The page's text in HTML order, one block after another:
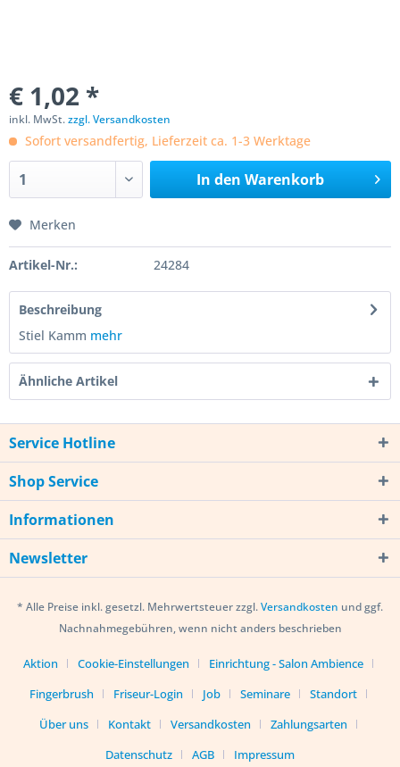
€ 1,02 *
inkl. MwSt.zzgl. Versandkosten
Sofort versandfertig, Lieferzeit ca. 1-3 Werktage
In den Warenkorb
Merken
Artikel-Nr.: 24284
Beschreibung
Stiel Kamm mehr
Ähnliche Artikel
Service Hotline
Shop Service
Informationen
Newsletter
* Alle Preise inkl. gesetzl. Mehrwertsteuer zzgl.Versandkosten und ggf.
Nachnahmegebühren, wenn nicht anders beschrieben
Aktion Cookie-Einstellungen
Einrichtung - Salon Ambience
Fingerbrush
Friseur-Login Job Seminare
Standort
Über uns
Kontakt Versandkosten
Zahlungsarten
Datenschutz
AGB Impressum